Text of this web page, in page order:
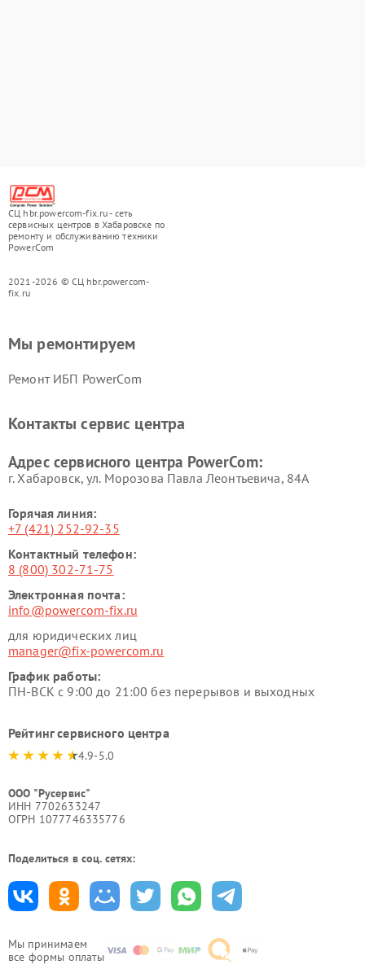
СЦ hbr.powercom-fix.ru - сеть
сервисных центров в Хабаровске по
ремонту и обслуживанию техники
PowerCom
2021-2026 © СЦ hbr.powercom-
fix.ru
Мы принимаем
все формы оплаты
Мы ремонтируем
Ремонт ИБП PowerCom
Контакты сервис центра
Адрес сервисного центра PowerCom:
г. Хабаровск, ул. Морозова Павла Леонтьевича, 84А
Горячая линия:
+7 (421) 252-92-35
Контактный телефон:
8 (800) 302-71-75
Электронная почта:
info@powercom-fix.ru
для юридических лиц
manager@fix-powercom.ru
График работы:
ПН-ВСК с 9:00 до 21:00 без перерывов и выходных
Рейтинг сервисного центра
4.9-5.0
ООО "Русервис"
ИНН 7702633247
ОГРН 1077746335776
Поделиться в соц. сетях: